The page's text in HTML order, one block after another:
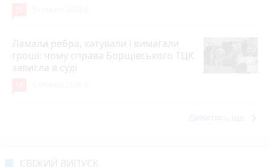
Ламали ребра, катували і вимагали
гроші: чому справа Борщівського ТЦК
зависла в суді